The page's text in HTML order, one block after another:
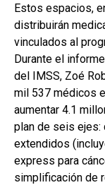
Estos espacios,
distribuirán
vinculados al
Durante el
del IMSS, Zoé
mil 537 médicos
aumentar 4.1
plan de seis ejes:
extendidos
express para
simplificación de